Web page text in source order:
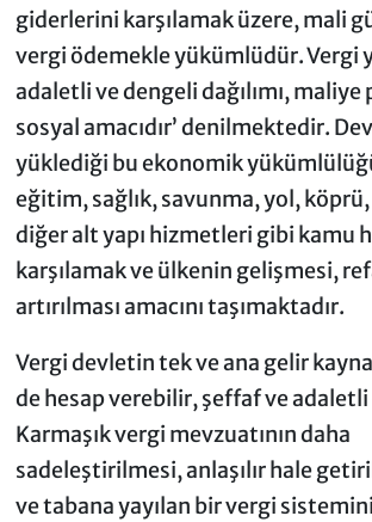
giderlerini karşılamak üzere, mali
vergi ödemekle yükümlüdür. Vergi
adaletli ve dengeli dağılımı, maliye
sosyal amacıdır’ denilmektedir.
yüklediği bu ekonomik
eğitim, sağlık, savunma, yol,
diğer alt yapı hizmetleri gibi kamu
karşılamak ve ülkenin gelişmesi,
artırılması amacını taşımaktadır.
Vergi devletin tek ve ana gelir
de hesap verebilir, şeffaf ve adaletli
Karmaşık vergi mevzuatının daha
sadeleştirilmesi, anlaşılır hale
ve tabana yayılan bir vergi